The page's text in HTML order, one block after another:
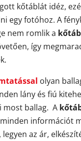
kőtáblát idéz,
egy fotóhoz. A
nem romlik a
így
olyan
lány és fiú
most ballag. A
minden információt
az ár,